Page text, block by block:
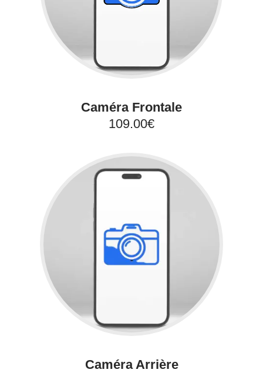
Caméra Frontale
109.00€
Caméra Arrière